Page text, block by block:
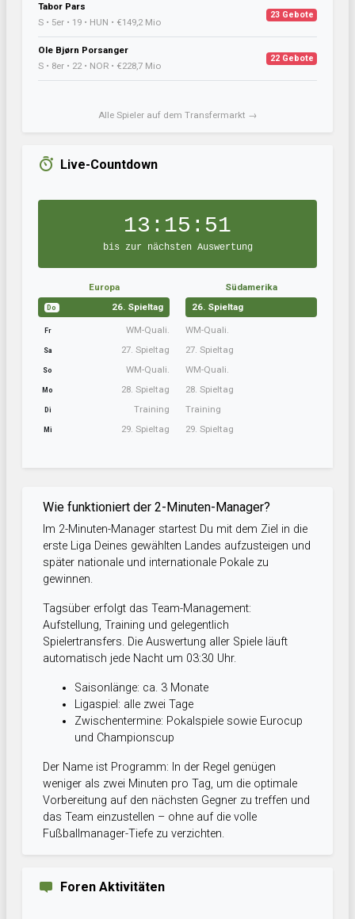
Tabor Pars
S • 5er • 19 • HUN • €149,2 Mio
23 Gebote
Ole Bjørn Porsanger
S • 8er • 22 • NOR • €228,7 Mio
22 Gebote
Alle Spieler auf dem Transfermarkt →
Live-Countdown
13:15:50
bis zur nächsten Auswertung
Europa
Do 26. Spieltag
Fr WM-Quali.
Sa 27. Spieltag
So WM-Quali.
Mo 28. Spieltag
Di Training
Mi 29. Spieltag
Südamerika
26. Spieltag
WM-Quali.
27. Spieltag
WM-Quali.
28. Spieltag
Training
29. Spieltag
Wie funktioniert der 2-Minuten-Manager?
Im 2-Minuten-Manager startest Du mit dem Ziel in die
erste Liga Deines gewählten Landes aufzusteigen und
später nationale und internationale Pokale zu
gewinnen.
Tagsüber erfolgt das Team-Management:
Aufstellung, Training und gelegentlich
Spielertransfers. Die Auswertung aller Spiele läuft
automatisch jede Nacht um 03:30 Uhr.
Saisonlänge: ca. 3 Monate
Ligaspiel: alle zwei Tage
Zwischentermine: Pokalspiele sowie Eurocup
und Championscup
Der Name ist Programm: In der Regel genügen
weniger als zwei Minuten pro Tag, um die optimale
Vorbereitung auf den nächsten Gegner zu treffen und
das Team einzustellen – ohne auf die volle
Fußballmanager-Tiefe zu verzichten.
Foren Aktivitäten